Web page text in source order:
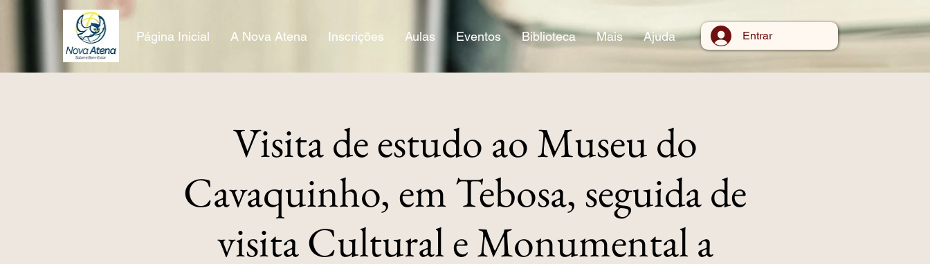
Página Inicial A Nova Atena Inscrições Aulas Eventos Biblioteca Mais Ajuda Entrar
Visita de estudo ao Museu do
Cavaquinho, em Tebosa, seguida de
visita Cultural e Monumental a